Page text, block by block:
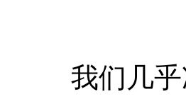
我们几乎